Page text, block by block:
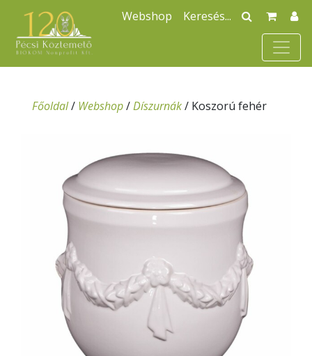
Webshop
Főoldal/ Webshop/Díszurnák/ Koszorú fehér